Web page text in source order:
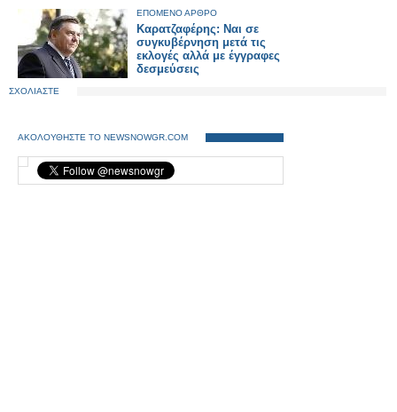
ΕΠΟΜΕΝΟ ΑΡΘΡΟ
Καρατζαφέρης: Ναι σε
συγκυβέρνηση μετά τις
εκλογές αλλά με έγγραφες
δεσμεύσεις
ΣΧΟΛΙΑΣΤΕ
ΑΚΟΛΟΥΘΗΣΤΕ ΤΟ NEWSNOWGR.COM